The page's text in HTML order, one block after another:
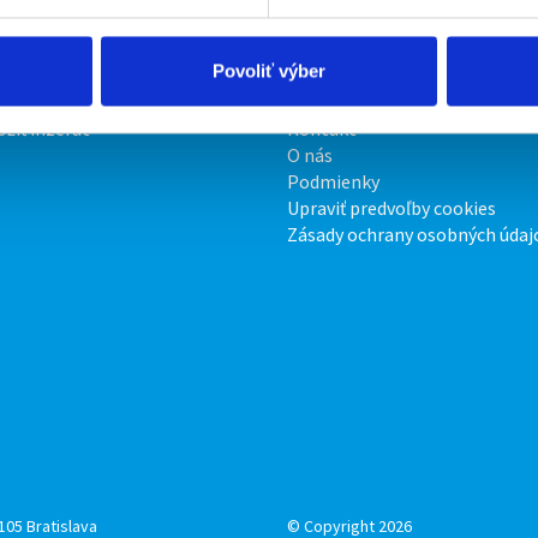
Povoliť výber
inzerát
O portáli
Kontakt
O nás
Podmienky
Upraviť predvoľby cookies
Zásady ochrany osobných
Bratislava © Copyright 2026